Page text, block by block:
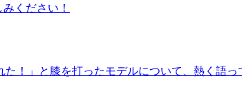
ください！
！」と膝を打ったモデルについて、熱く語っ